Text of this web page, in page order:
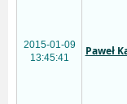
2015-01-09
13:45:41
Paweł